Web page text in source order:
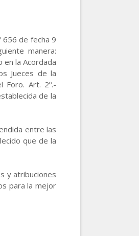
656 de fecha 9
manera:
en la Acordada
Jueces de la
Foro. Art. 2º.-
de la
entre las
que de la
y atribuciones
para la mejor